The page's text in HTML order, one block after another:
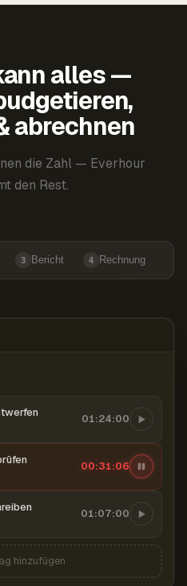
alles —
abrechnen
die Zahl — Everhour
den Rest.
3 Bericht 4 Rechnung
01:24:00
00:31:07
01:07:00
hinzufügen